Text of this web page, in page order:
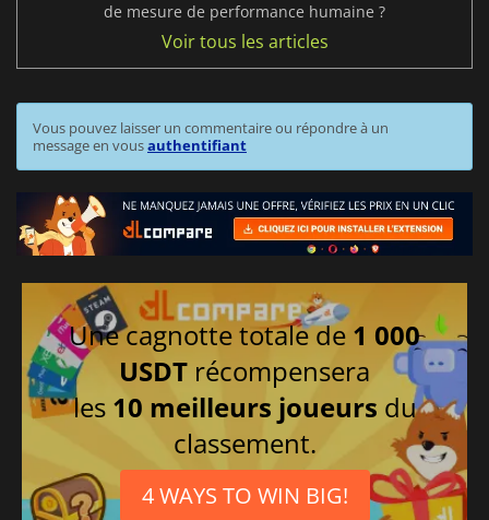
de mesure de performance humaine ?
Voir tous les articles
Vous pouvez laisser un commentaire ou répondre à un
message en vousauthentifiant
Une cagnotte totale de 1 000
USDT récompensera
les 10 meilleurs joueurs du
classement.
4 WAYS TO WIN BIG!